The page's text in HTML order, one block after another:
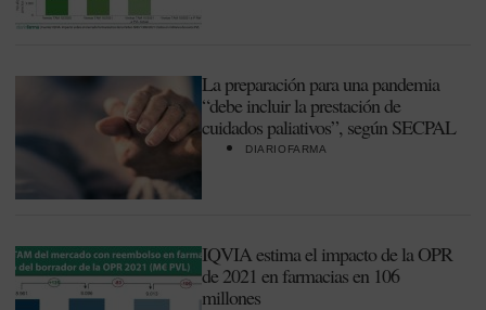
La preparación para una pandemia
“debe incluir la prestación de
cuidados paliativos”, según SECPAL
DIARIOFARMA
IQVIA estima el impacto de la OPR
de 2021 en farmacias en 106
millones